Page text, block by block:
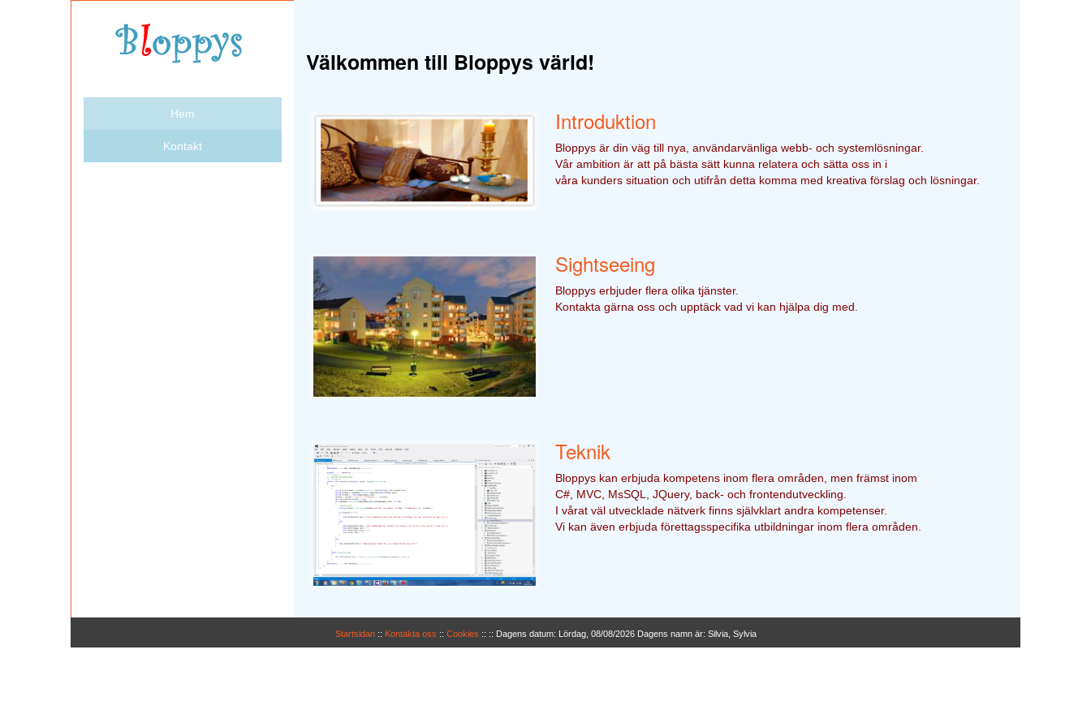
Hem
Kontakt
Välkommen till Bloppys värld!
Introduktion
Bloppys är din väg till nya, användarvänliga webb- och systemlösningar.
Vår ambition är att på bästa sätt kunna relatera och sätta oss in i
våra kunders situation och utifrån detta komma med kreativa förslag och lösningar.
Sightseeing
Bloppys erbjuder flera olika tjänster.
Kontakta gärna oss och upptäck vad vi kan hjälpa dig med.
Teknik
Bloppys kan erbjuda kompetens inom flera områden, men främst inom
C#, MVC, MsSQL, JQuery, back- och frontendutveckling.
I vårat väl utvecklade nätverk finns självklart andra kompetenser.
Vi kan även erbjuda förettagsspecifika utbildningar inom flera områden.
Startsidan:: Kontakta oss :: Cookies :: :: Dagens datum: Lördag, 08/08/2026 Dagens namn är: Silvia, Sylvia